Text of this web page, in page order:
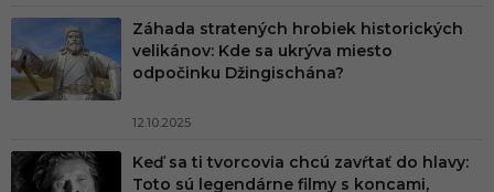
Záhada stratených hrobiek historických
velikánov: Kde sa ukrýva miesto
odpočinku Džingischána?
12.10.2025
Keď sa ti tvorcovia chcú zavŕtať do hlavy:
Toto sú legendárne filmy s koncami,